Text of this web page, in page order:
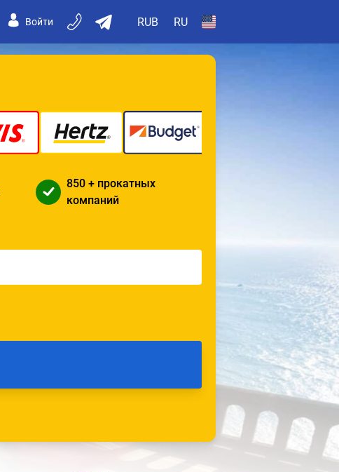
Войти RUB RU
850 + прокатных
компаний